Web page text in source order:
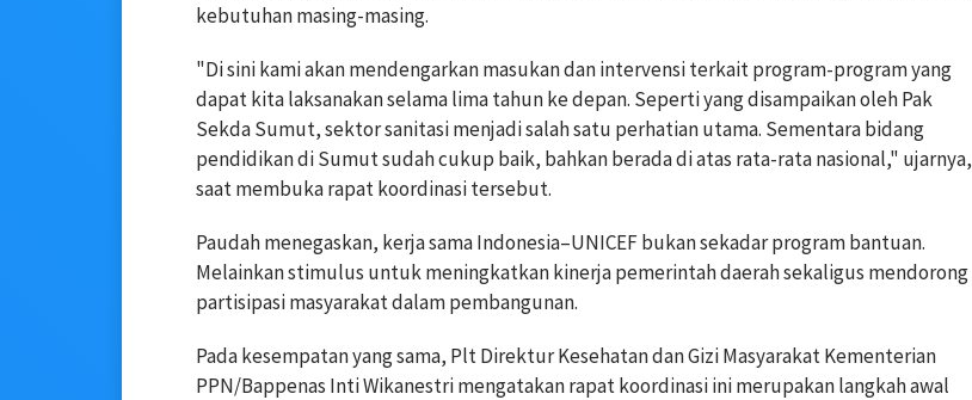
kebutuhan masing-masing.
"Di sini kami akan mendengarkan masukan dan intervensi terkait program-program yang
dapat kita laksanakan selama lima tahun ke depan. Seperti yang disampaikan oleh Pak
Sekda Sumut, sektor sanitasi menjadi salah satu perhatian utama. Sementara bidang
pendidikan di Sumut sudah cukup baik, bahkan berada di atas rata-rata nasional," ujarnya,
saat membuka rapat koordinasi tersebut.
Paudah menegaskan, kerja sama Indonesia–UNICEF bukan sekadar program bantuan.
Melainkan stimulus untuk meningkatkan kinerja pemerintah daerah sekaligus mendorong
partisipasi masyarakat dalam pembangunan.
Pada kesempatan yang sama, Plt Direktur Kesehatan dan Gizi Masyarakat Kementerian
PPN/Bappenas Inti Wikanestri mengatakan rapat koordinasi ini merupakan langkah awal